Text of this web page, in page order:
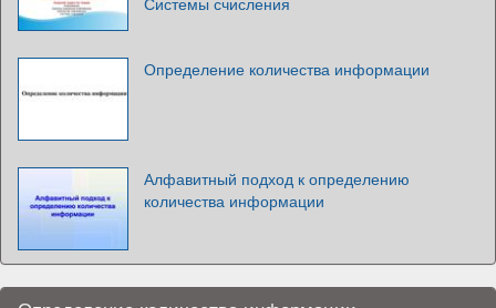
Определение количества информации
Алфавитный подход к определению
количества информации